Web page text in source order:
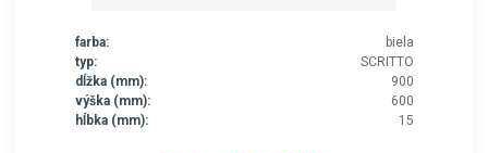
farba:
biela
typ:
SCRITTO
dĺžka (mm):
900
výška (mm):
600
hĺbka (mm):
15